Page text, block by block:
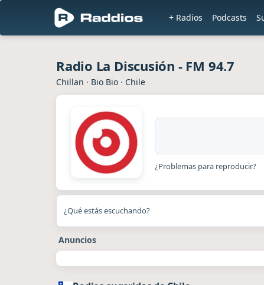
+ Radios Podcasts
Radio La Discusión - FM 94.7
Chillan · Bio Bio · Chile
¿Problemas para reproducir?
¿Qué estás escuchando?
Anuncios